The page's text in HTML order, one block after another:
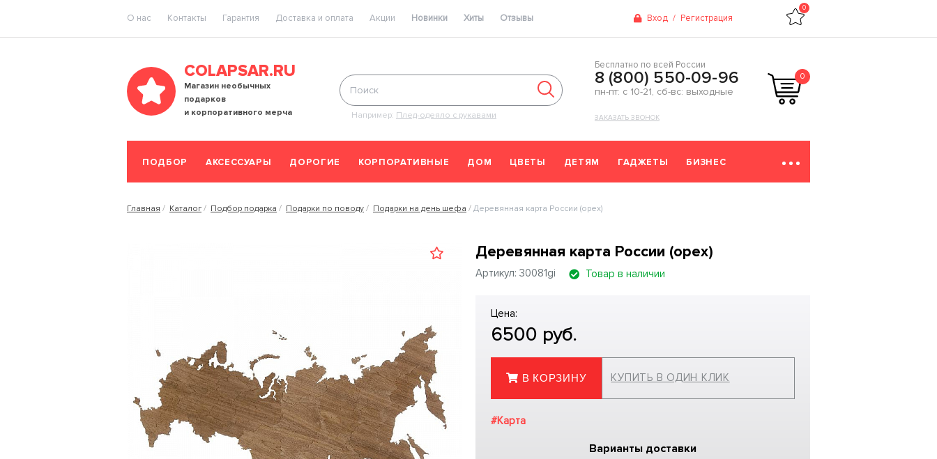
O нас Контакты Гарантия Доставка и оплата Акции Новинки Хиты Отзывы Вход / Регистрация
0
COLAPSAR.RU
Магазин необычных
подарков
и корпоративного мерча
Например: Плед-одеяло с рукавами
Бесплатно по всей России
8 (800) 550-09-96
пн-пт: с 10-21, сб-вс: выходные
ЗАКАЗАТЬ ЗВОНОК
0
ПОДБОР АКСЕССУАРЫ ДОРОГИЕ КОРПОРАТИВНЫЕ ДОМ ЦВЕТЫ ДЕТЯМ ГАДЖЕТЫ БИЗНЕС
Главная Каталог Подбор подарка Подарки по поводу Подарки на день шефа Деревянная карта России (орех)
Деревянная карта России (орех)
Артикул: 30081gi Товар в наличии
Цена:
6500 руб.
В КОРЗИНУ КУПИТЬ В ОДИН КЛИК
#Карта
Варианты доставки